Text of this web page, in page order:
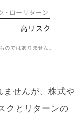
せんが、株式や
クとリターンの